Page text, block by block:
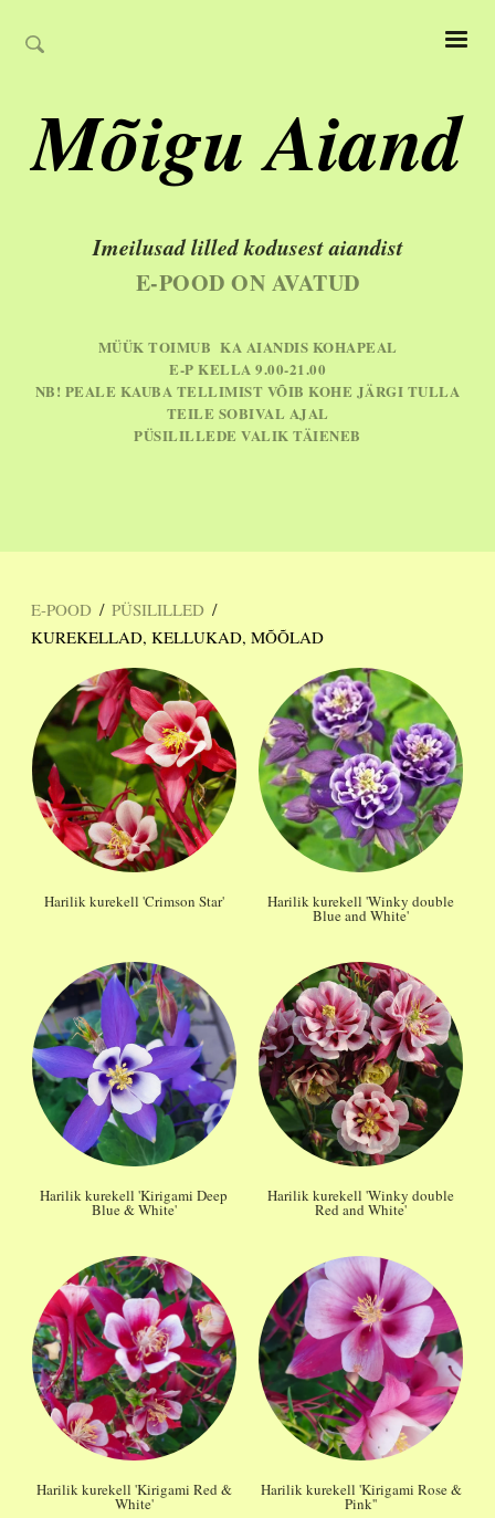
Mõigu Aiand
Imeilusad lilled kodusest aiandist
E-POOD ON AVATUD
MÜÜK TOIMUB KA AIANDIS KOHAPEAL
E-P KELLA 9.00-21.00
NB! PEALE KAUBA TELLIMIST VÕIB KOHE JÄRGI TULLA
TEILE SOBIVAL AJAL
PÜSILILLEDE VALIK TÄIENEB
E-POOD / PÜSILILLED /
KUREKELLAD, KELLUKAD, MÕÕLAD
Harilik kurekell 'Crimson Star' Harilik kurekell 'Winky double
Blue and White'
Harilik kurekell 'Kirigami Deep
Blue & White'
Harilik kurekell 'Winky double
Red and White'
Harilik kurekell 'Kirigami Red &
White'
Harilik kurekell 'Kirigami Rose &
Pink''